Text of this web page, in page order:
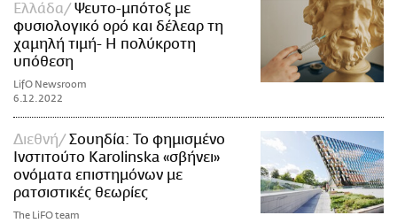
Ελλάδα
Ψευτο-μπότοξ με
φυσιολογικό ορό και δέλεαρ τη
χαμηλή τιμή- Η πολύκροτη
υπόθεση
LifO Newsroom
6.12.2022
Διεθνή
Σουηδία: Το φημισμένο
Ινστιτούτο Karolinska «σβήνει»
ονόματα επιστημόνων με
ρατσιστικές θεωρίες
The LiFO team